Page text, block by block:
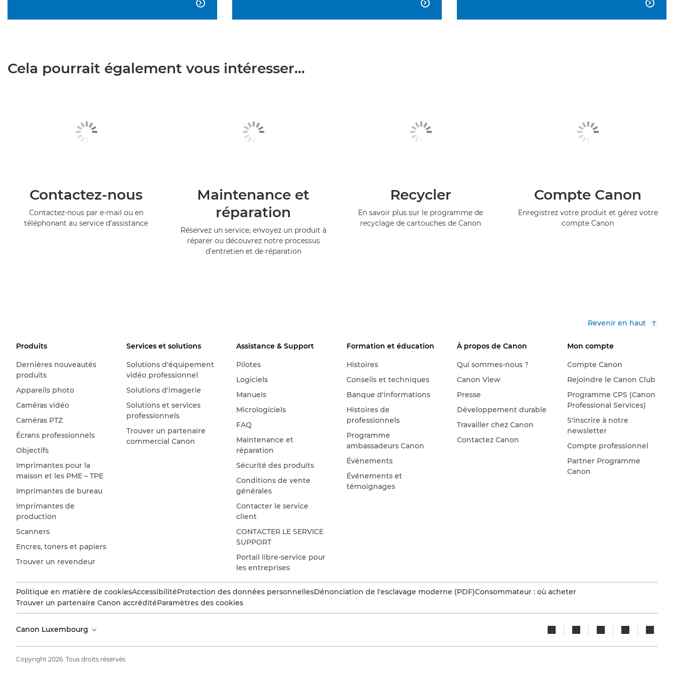
  
Cela pourrait également vous intéresser...
Contactez-nous
Contactez-nous par e-mail ou en
téléphonant au service d'assistance
Maintenance et
réparation
Réservez un service, envoyez un produit à
réparer ou découvrez notre processus
d'entretien et de réparation
Recycler
En savoir plus sur le programme de
recyclage de cartouches de Canon
Compte Canon
Enregistrez votre produit et gérez votre
compte Canon
Revenir en haut
Produits
Dernières nouveautés
produits
Appareils photo
Caméras vidéo
Caméras PTZ
Écrans professionnels
Objectifs
Imprimantes pour la
maison et les PME – TPE
Imprimantes de bureau
Imprimantes de
production
Scanners
Encres, toners et papiers
Trouver un revendeur
Services et solutions
Solutions d'équipement
vidéo professionnel
Solutions d'imagerie
Solutions et services
professionnels
Trouver un partenaire
commercial Canon
Assistance & Support
Pilotes
Logiciels
Manuels
Micrologiciels
FAQ
Maintenance et
réparation
Sécurité des produits
Conditions de vente
générales
Contacter le service
client
CONTACTER LE SERVICE
SUPPORT
Portail libre-service pour
les entreprises
Formation et éducation
Histoires
Conseils et techniques
Banque d'informations
Histoires de
professionnels
Programme
ambassadeurs Canon
Évènements
Événements et
témoignages
À propos de Canon
Qui sommes-nous ?
Canon View
Presse
Développement durable
Travailler chez Canon
Contactez Canon
Mon compte
Compte Canon
Rejoindre le Canon Club
Programme CPS (Canon
Professional Services)
S'inscrire à notre
newsletter
Compte professionnel
Partner Programme
Canon
Politique en matière de cookiesAccessibilitéProtection des données personnellesDénonciation de l'esclavage moderne (PDF)Consommateur : où acheter
Trouver un partenaire Canon accréditéParamètres des cookies
Canon Luxembourg
Copyright 2026. Tous droits réservés.